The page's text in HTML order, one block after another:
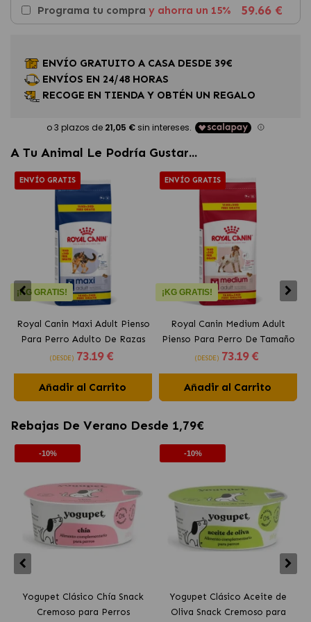
Programa tu compra y ahorra un 15% 59.66 €
ENVÍO GRATUITO A CASA DESDE 39€
ENVÍOS EN 24/48 HORAS
RECOGE EN TIENDA Y OBTÉN UN REGALO
A Tu Animal Le Podría Gustar...
ENVÍO GRATIS
¡KG GRATIS!
Royal Canin Maxi Adult Pienso
Para Perro Adulto De Razas
Grandes
(DESDE) 73.19 €
Añadir al Carrito
ENVÍO GRATIS
¡KG GRATIS!
Royal Canin Medium Adult
Pienso Para Perro De Tamaño
Mediano
(DESDE) 73.19 €
Añadir al Carrito
Rebajas De Verano Desde 1,79€
-10%
Yogupet Clásico Chía Snack
Cremoso para Perros
-10%
Yogupet Clásico Aceite de
Oliva Snack Cremoso para